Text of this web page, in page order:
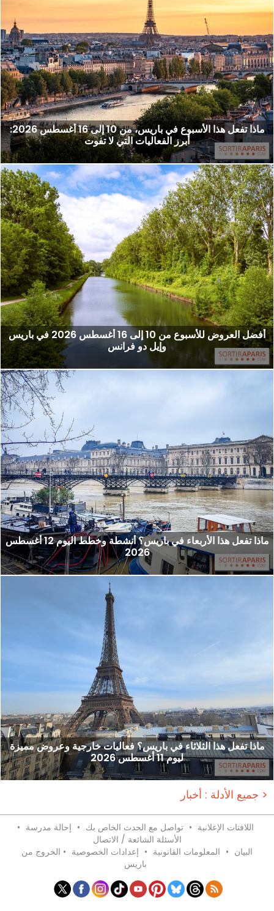
ماذا تفعل هذا الأسبوع في باريس، من 10 إلى 16 أغسطس 2026:
أبرز الفعاليات التي لا تفوت
أفضل العروض للأسبوع من 10 إلى 16 أغسطس 2026 في باريس
وإيل دو فرانس
ماذا تفعل هذا الأربعاء في باريس؟ أنشطة وخطط اليوم 12 أغسطس
2026
ماذا تفعل هذا الثلاثاء في باريس؟ فعاليات خارجية وعروض مميزة
ليوم 11 أغسطس 2026
جميع الأدلة : أخبار >
اللافتات الإعلانية • تواصل مع الحدث الخاص بك • إحالة مدرسة •
الأسئلة الشائعة / الاتصال
البيان • المعلومات القانونية • إعدادات الخصوصية • الخروج من
باريس